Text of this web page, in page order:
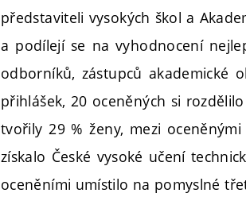
představiteli vysokých škol a
a podílejí se na vyhodnocení
odborníků, zástupců akademické
přihlášek, 20 oceněných si
tvořily 29 % ženy, mezi
získalo České vysoké učení
oceněními umístilo na pomyslné